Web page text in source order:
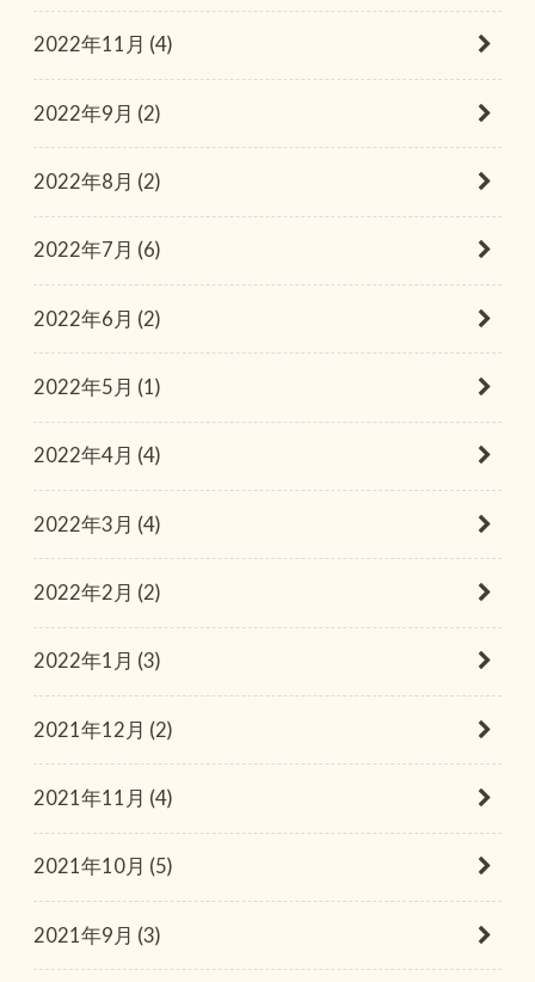
2022年11月 (4)
2022年9月 (2)
2022年8月 (2)
2022年7月 (6)
2022年6月 (2)
2022年5月 (1)
2022年4月 (4)
2022年3月 (4)
2022年2月 (2)
2022年1月 (3)
2021年12月 (2)
2021年11月 (4)
2021年10月 (5)
2021年9月 (3)